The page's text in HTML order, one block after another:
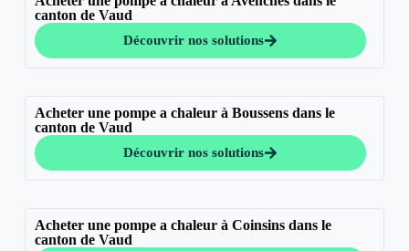
canton de Vaud
Découvrir nos solutions
Acheter une pompe a chaleur à Boussens dans le
canton de Vaud
Découvrir nos solutions
Acheter une pompe a chaleur à Coinsins dans le
canton de Vaud